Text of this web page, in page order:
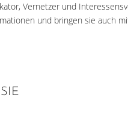
Vernetzer und
und bringen sie auch